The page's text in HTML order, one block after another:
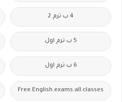
4 ب ترم 2
5 ب ترم اول
6 ب ترم اول
Free.English.exams.all.classes